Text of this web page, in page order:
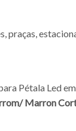
praças,
Pétala Led
Marron